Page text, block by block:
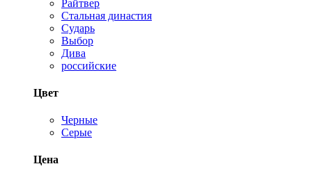
Райтвер
Стальная династия
Сударь
Выбор
Дива
российские
Цвет
Черные
Серые
Цена